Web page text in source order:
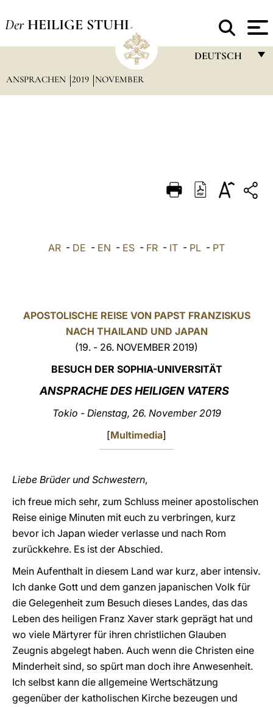
Der HEILIGE STUHL
DEUTSCH
DEUTSCH
العربيّة
ANSPRACHEN 2019 NOVEMBER
AR - DE - EN - ES - FR - IT - PL - PT
APOSTOLISCHE REISE VON PAPST FRANZISKUS
NACH THAILAND UND JAPAN
(19. - 26. NOVEMBER 2019)
BESUCH DER SOPHIA-UNIVERSITÄT
ANSPRACHE DES HEILIGEN VATERS
Tokio - Dienstag, 26. November 2019
[Multimedia]
Liebe Brüder und Schwestern,
ich freue mich sehr, zum Schluss meiner apostolischen
Reise einige Minuten mit euch zu verbringen, kurz
bevor ich Japan wieder verlasse und nach Rom
zurückkehre. Es ist der Abschied.
Mein Aufenthalt in diesem Land war kurz, aber intensiv.
Ich danke Gott und dem ganzen japanischen Volk für
die Gelegenheit zum Besuch dieses Landes, das das
Leben des heiligen Franz Xaver stark geprägt hat und
wo viele Märtyrer für ihren christlichen Glauben
Zeugnis abgelegt haben. Auch wenn die Christen eine
Minderheit sind, so spürt man doch ihre Anwesenheit.
Ich selbst kann die allgemeine Wertschätzung
gegenüber der katholischen Kirche bezeugen und